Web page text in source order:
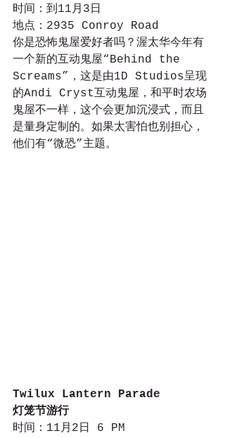
时间：到11月3日
地点：2935 Conroy Road
你是恐怖鬼屋爱好者吗？渥太华今年有
一个新的互动鬼屋“Behind the
Screams”，这是由1D Studios呈现
的Andi Cryst互动鬼屋，和平时农场
鬼屋不一样，这个会更加沉浸式，而且
是量身定制的。如果太害怕也别担心，
他们有“微恐”主题。
Twilux Lantern Parade
灯笼节游行
时间：11月2日 6 PM